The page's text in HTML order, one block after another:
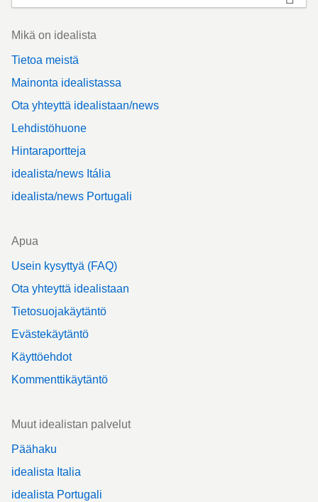
Footer
Mikä on idealista
Tietoa meistä
Mainonta idealistassa
Ota yhteyttä idealistaan/news
Lehdistöhuone
Hintaraportteja
idealista/news Itália
idealista/news Portugali
Apua
Usein kysyttyä (FAQ)
Ota yhteyttä idealistaan
Tietosuojakäytäntö
Evästekäytäntö
Käyttöehdot
Kommenttikäytäntö
Muut idealistan palvelut
Päähaku
idealista Italia
idealista Portugali